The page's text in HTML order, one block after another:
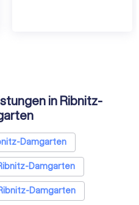
in Ribnitz-
Damgarten
Damgarten
Damgarten